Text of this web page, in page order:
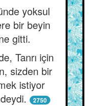
yoksul
bir beyin
gitti.
Tanrı için
sizden bir
istiyor
2750